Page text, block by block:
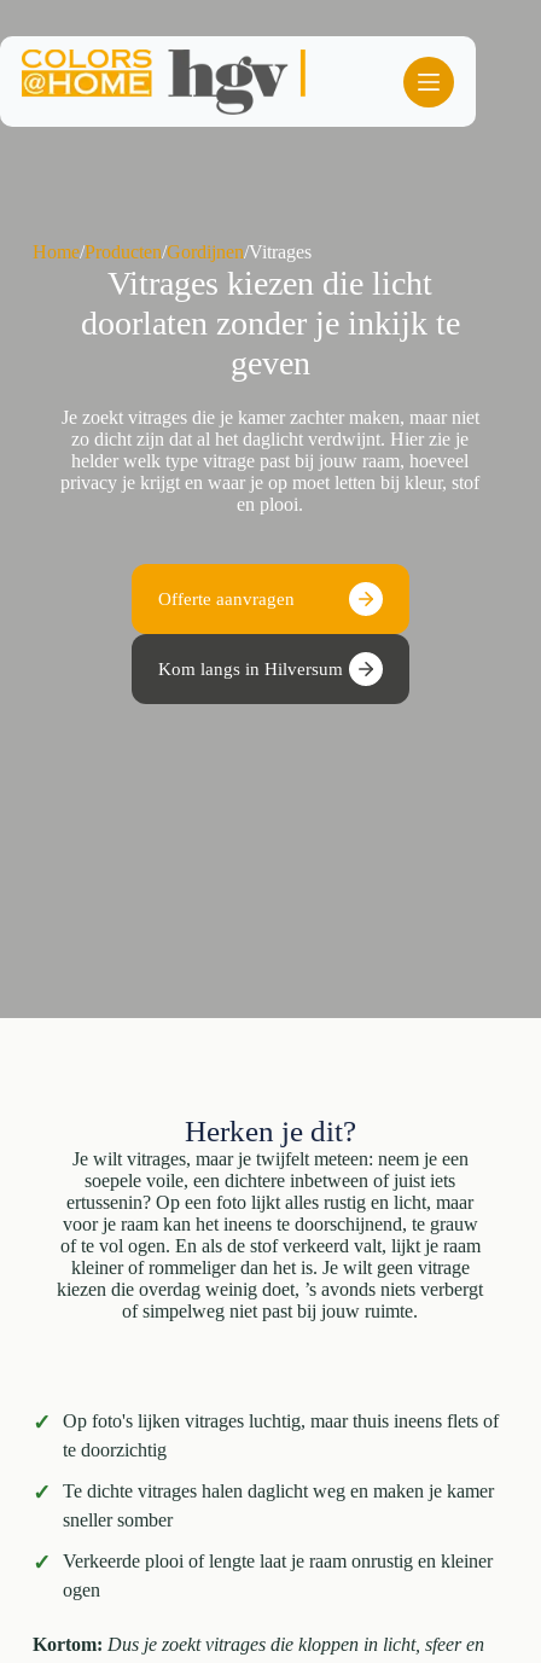
de
inhoud
Home/Producten/Gordijnen/Vitrages
Vitrages kiezen die licht
doorlaten zonder je inkijk te
geven
Je zoekt vitrages die je kamer zachter maken, maar niet
zo dicht zijn dat al het daglicht verdwijnt. Hier zie je
helder welk type vitrage past bij jouw raam, hoeveel
privacy je krijgt en waar je op moet letten bij kleur, stof
en plooi.
Offerte aanvragen
Kom langs in Hilversum
Herken je dit?
Je wilt vitrages, maar je twijfelt meteen: neem je een
soepele voile, een dichtere inbetween of juist iets
ertussenin? Op een foto lijkt alles rustig en licht, maar
voor je raam kan het ineens te doorschijnend, te grauw
of te vol ogen. En als de stof verkeerd valt, lijkt je raam
kleiner of rommeliger dan het is. Je wilt geen vitrage
kiezen die overdag weinig doet, ’s avonds niets verbergt
of simpelweg niet past bij jouw ruimte.
✓
Op foto's lijken vitrages luchtig, maar thuis ineens flets of
te doorzichtig
✓
Te dichte vitrages halen daglicht weg en maken je kamer
sneller somber
✓
Verkeerde plooi of lengte laat je raam onrustig en kleiner
ogen
Kortom: Dus je zoekt vitrages die kloppen in licht, sfeer en